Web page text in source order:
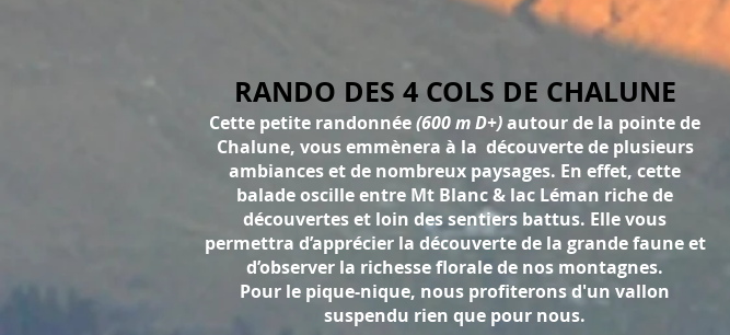
RANDO DES 4 COLS DE CHALUNE
Cette petite randonnée(600 m D+)autour de la pointe de
Chalune, vousemmènera à la découverte de plusieurs
ambiances et de nombreux paysages. En effet, cette
balade oscille entre Mt Blanc & lac Léman riche de
découvertes et loin des sentiers battus. Elle vous
permettra d’apprécier la découverte de la grande faune et
d’observer la richesse florale de nos montagnes.
Pour le pique-nique, nous profiterons d'un vallon
suspendu rien que pour nous.